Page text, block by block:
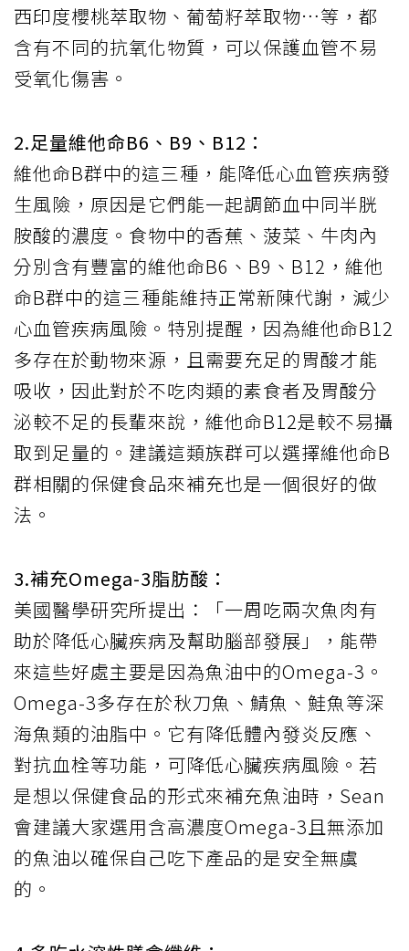
西印度櫻桃萃取物、葡萄籽萃取物…等，都
含有不同的抗氧化物質，可以保護血管不易
受氧化傷害。
2.足量維他命B6、B9、B12：
維他命B群中的這三種，能降低心血管疾病發
生風險，原因是它們能一起調節血中同半胱
胺酸的濃度。食物中的香蕉、菠菜、牛肉內
分別含有豐富的維他命B6、B9、B12，維他
命B群中的這三種能維持正常新陳代謝，減少
心血管疾病風險。特別提醒，因為維他命B12
多存在於動物來源，且需要充足的胃酸才能
吸收，因此對於不吃肉類的素食者及胃酸分
泌較不足的長輩來說，維他命B12是較不易攝
取到足量的。建議這類族群可以選擇維他命B
群相關的保健食品來補充也是一個很好的做
法。
3.補充Omega-3脂肪酸：
美國醫學研究所提出：「一周吃兩次魚肉有
助於降低心臟疾病及幫助腦部發展」，能帶
來這些好處主要是因為魚油中的Omega-3。
Omega-3多存在於秋刀魚、鯖魚、鮭魚等深
海魚類的油脂中。它有降低體內發炎反應、
對抗血栓等功能，可降低心臟疾病風險。若
是想以保健食品的形式來補充魚油時，Sean
會建議大家選用含高濃度Omega-3且無添加
的魚油以確保自己吃下產品的是安全無虞
的。